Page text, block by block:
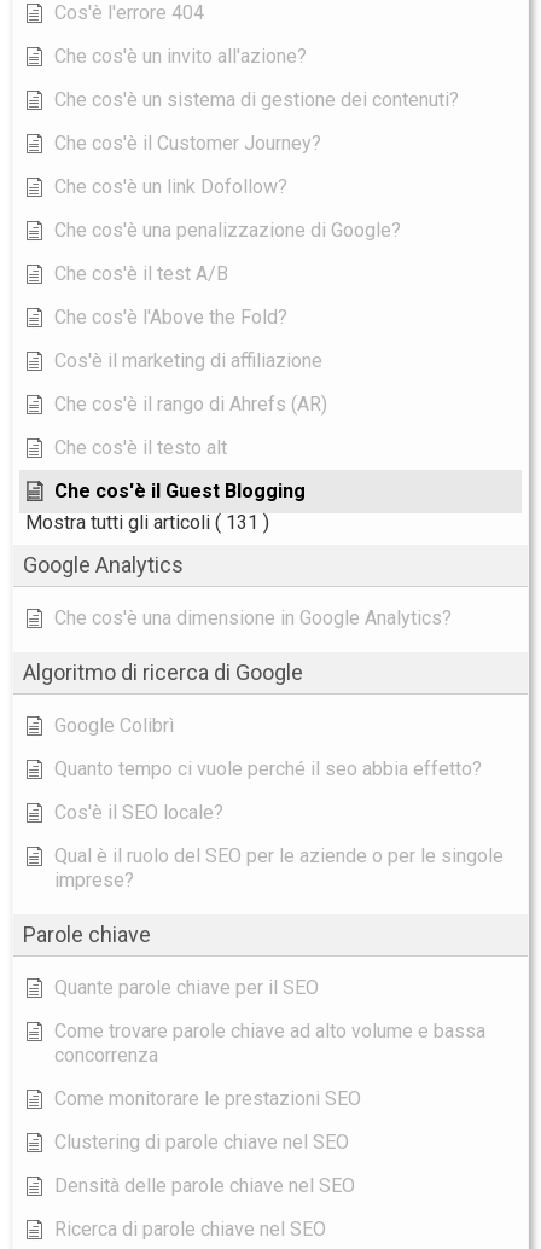
Cos'è l'errore 404
Che cos'è un invito all'azione?
Che cos'è un sistema di gestione dei contenuti?
Che cos'è il Customer Journey?
Che cos'è un link Dofollow?
Che cos'è una penalizzazione di Google?
Che cos'è il test A/B
Che cos'è l'Above the Fold?
Cos'è il marketing di affiliazione
Che cos'è il rango di Ahrefs (AR)
Che cos'è il testo alt
Che cos'è il Guest Blogging
Mostra tutti gli articoli ( 131 )
Google Analytics
Che cos'è una dimensione in Google Analytics?
Algoritmo di ricerca di Google
Google Colibrì
Quanto tempo ci vuole perché il seo abbia effetto?
Cos'è il SEO locale?
Qual è il ruolo del SEO per le aziende o per le singole
imprese?
Parole chiave
Quante parole chiave per il SEO
Come trovare parole chiave ad alto volume e bassa
concorrenza
Come monitorare le prestazioni SEO
Clustering di parole chiave nel SEO
Densità delle parole chiave nel SEO
Ricerca di parole chiave nel SEO